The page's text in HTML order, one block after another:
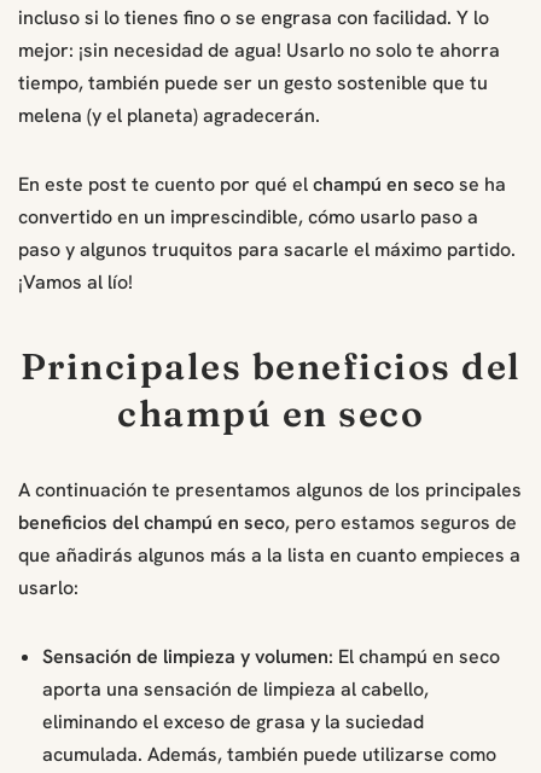
incluso si lo tienes fino o se engrasa con facilidad. Y lo
mejor: ¡sin necesidad de agua! Usarlo no solo te ahorra
tiempo, también puede ser un gesto sostenible que tu
melena (y el planeta) agradecerán.
En este post te cuento por qué elchampú en secose ha
convertido en un imprescindible, cómo usarlo paso a
paso y algunos truquitos para sacarle el máximo partido.
¡Vamos al lío!
Principales beneficios del
champú en seco
A continuación te presentamos algunos de los principales
beneficios del champú en seco, pero estamos seguros de
que añadirás algunos más a la lista en cuanto empieces a
usarlo:
Sensación de limpieza y volumen: El champú en seco
aporta una sensación de limpieza al cabello,
eliminando el exceso de grasa y la suciedad
acumulada. Además, también puede utilizarse como